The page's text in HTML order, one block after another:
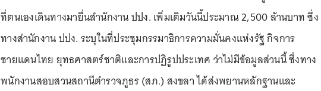
ที่ตนเองเดินทางมายื่นสำนักงาน ปปง. เพิ่มเติมวันนี้ประมาณ 2,500 ล้านบาท ซึ่ง
ทางสำนักงาน ปปง. ระบุในที่ประชุมกรรมาธิการความมั่นคงแห่งรัฐ กิจการ
ชายแดนไทย ยุทธศาสตร์ชาติและการปฏิรูปประเทศ ว่าไม่มีข้อมูลส่วนนี้ ซึ่งทาง
พนักงานสอบสวนสถานีตำรวจภูธร (สภ.) สงขลา ได้ส่งพยานหลักฐานและ